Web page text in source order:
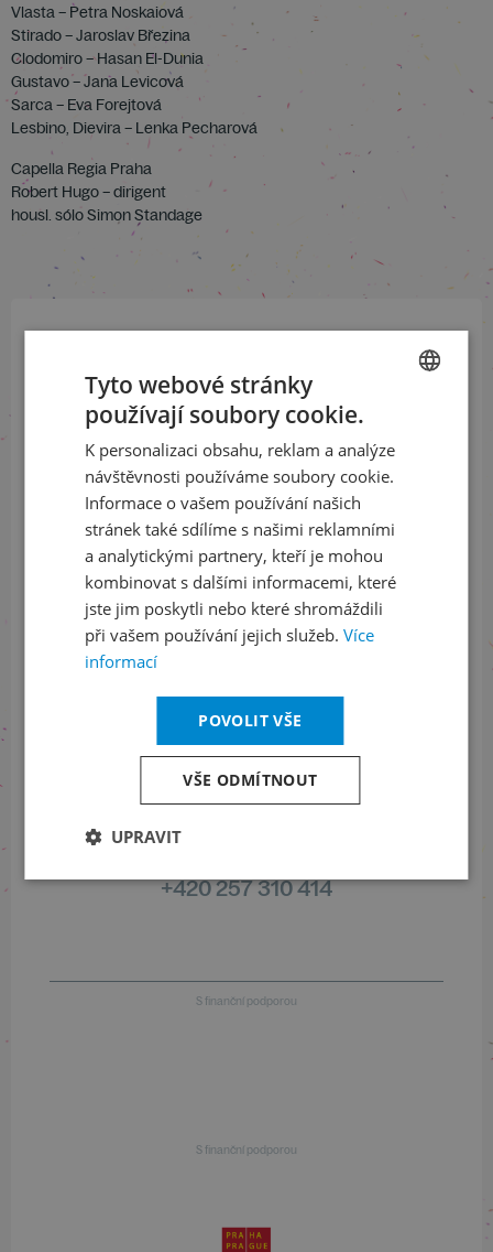
Vlasta – Petra Noskaiová
Stirado – Jaroslav Březina
Clodomiro – Hasan El-Dunia
Gustavo – Jana Levicová
Sarca – Eva Forejtová
Lesbino, Dievira – Lenka Pecharová
Capella Regia Praha
Robert Hugo – dirigent
housl. sólo Simon Standage
a buďte jako první v obraze
ODEBÍRAT NEWSLETTER
Sledujte nás na sociálních sítích
LinkedInflickr
Informace o stavu objednávek
+420 461 049 232
Informace o programu
+420 257 310 414
S finanční podporou
S finanční podporou
ENGLISH
Tyto webové stránky
používají soubory cookie.
K personalizaci obsahu, reklam a analýze
návštěvnosti používáme soubory cookie.
Informace o vašem používání našich
stránek také sdílíme s našimi reklamními
a analytickými partnery, kteří je mohou
kombinovat s dalšími informacemi, které
jste jim poskytli nebo které shromáždili
při vašem používání jejich služeb. Více
informací
POVOLIT VŠE
VŠE ODMÍTNOUT
UPRAVIT